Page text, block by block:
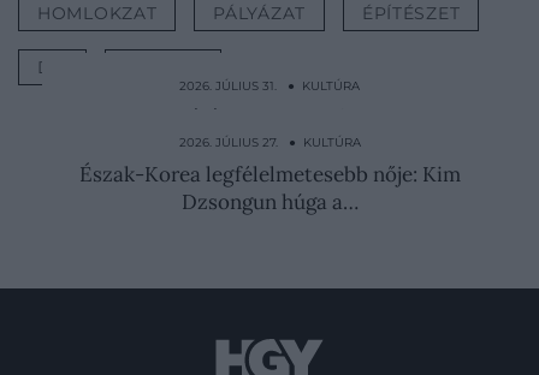
HOMLOKZAT PÁLYÁZAT ÉPÍTÉSZET
DÍJ
2026. JÚLIUS 31. ● KULTÚRA
Mintha egy sátáni rítus kezdődne: ez Goya
egyik…
2026. JÚLIUS 27. ● KULTÚRA
Észak-Korea legfélelmetesebb nője: Kim
Dzsongun húga a…